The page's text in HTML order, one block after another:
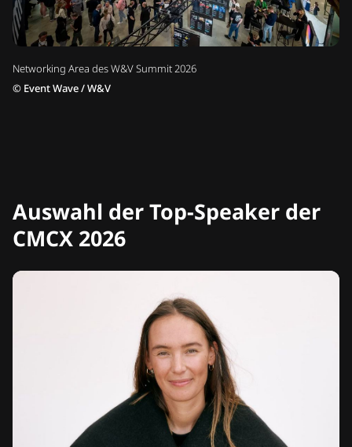
Networking Area des W&V Summit 2026
© Event Wave / W&V
Auswahl der Top-Speaker der
CMCX 2026